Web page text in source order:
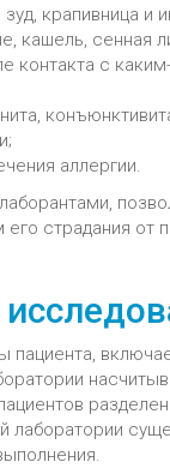
крапивница
кашель, сенная
контакта с
аллергии.
страдания от
пациента,
лаборатории